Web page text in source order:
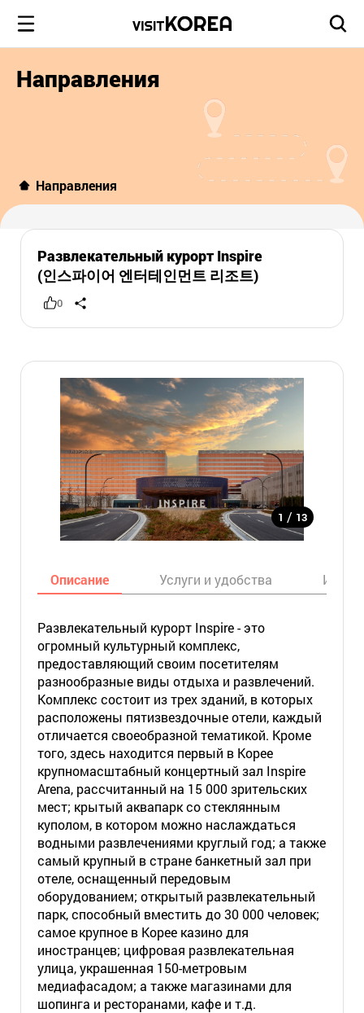
Направления
Направления
Развлекательный курорт Inspire
(인스파이어 엔터테인먼트 리조트)
0
1 / 13
Описание Услуги и удобства
Развлекательный курорт Inspire - это
огромный культурный комплекс,
предоставляющий своим посетителям
разнообразные виды отдыха и развлечений.
Комплекс состоит из трех зданий, в которых
расположены пятизвездочные отели, каждый
отличается своеобразной тематикой. Кроме
того, здесь находится первый в Корее
крупномасштабный концертный зал Inspire
Arena, рассчитанный на 15 000 зрительских
мест; крытый аквапарк со стеклянным
куполом, в котором можно наслаждаться
водными развлечениями круглый год; а также
самый крупный в стране банкетный зал при
отеле, оснащенный передовым
оборудованием; открытый развлекательный
парк, способный вместить до 30 000 человек;
самое крупное в Корее казино для
иностранцев; цифровая развлекательная
улица, украшенная 150-метровым
медиафасадом; а также магазинами для
шопинга и ресторанами, кафе и т.д.